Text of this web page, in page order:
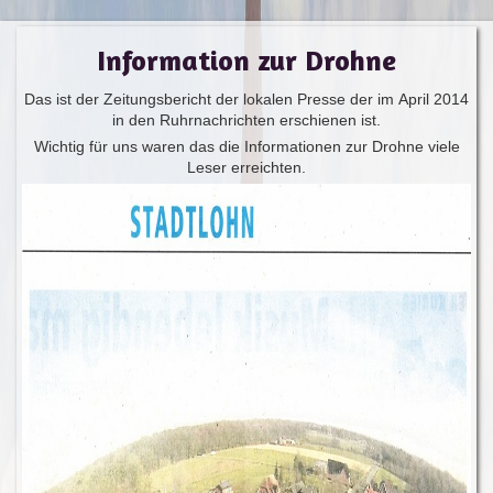
Information zur Drohne
Das ist der Zeitungsbericht der lokalen Presse der im April 2014
in den Ruhrnachrichten erschienen ist.
Wichtig für uns waren das die Informationen zur Drohne viele
Leser erreichten.